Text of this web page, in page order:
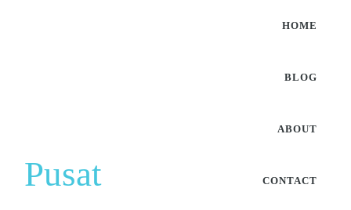
Pusat
HOME
BLOG
ABOUT
CONTACT